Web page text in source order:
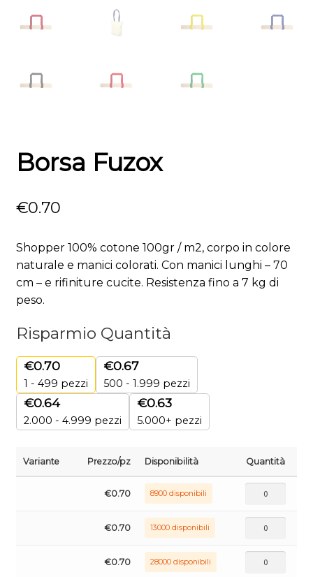
Borsa Fuzox
€0.70
Shopper 100% cotone 100gr / m2, corpo in colore
naturale e manici colorati. Con manici lunghi – 70
cm – e rifiniture cucite. Resistenza fino a 7 kg di
peso.
Risparmio Quantità
€0.70
1 - 499 pezzi
€0.67
500 - 1.999 pezzi
€0.64
2.000 - 4.999 pezzi
€0.63
5.000+ pezzi
Variante Prezzo/pz Disponibilità Quantità
€0.70 8900 disponibili
€0.70 13000 disponibili
€0.70 28000 disponibili